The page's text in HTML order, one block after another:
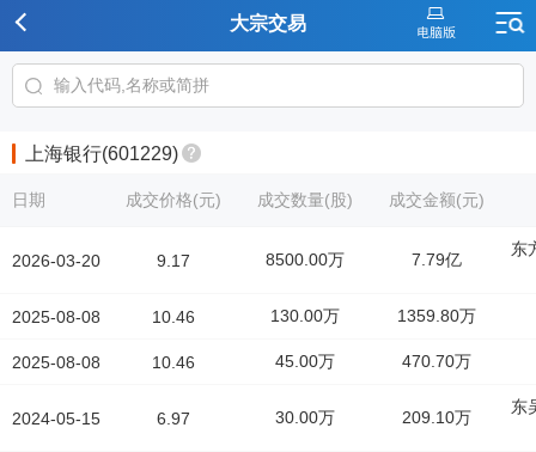
大宗交易
上海银行(601229)
日期
2026-03-20
2025-08-08
2025-08-08
2024-05-15
成交价格(元) 成交数量(股) 成交金额(元)
9.17 8500.00万 7.79亿
东
10.46 130.00万 1359.80万
10.46 45.00万 470.70万
6.97 30.00万 209.10万
东